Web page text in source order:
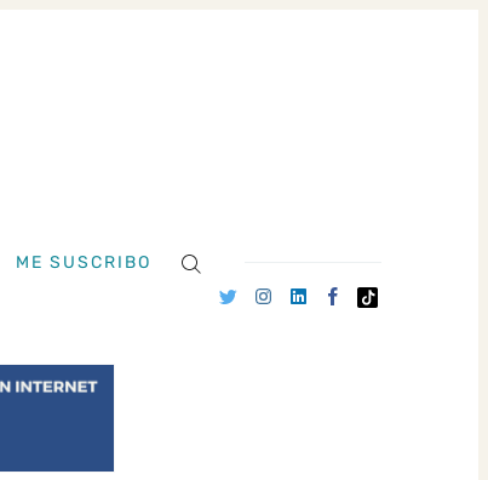
ME SUSCRIBO